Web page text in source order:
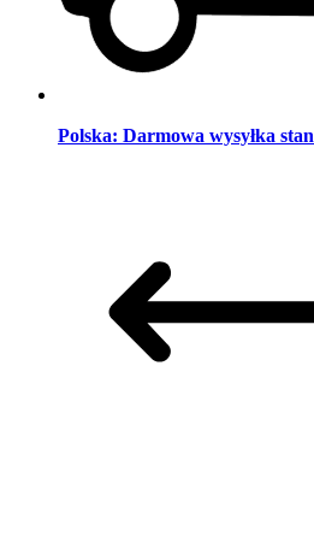
Polska: Darmowa wysyłka